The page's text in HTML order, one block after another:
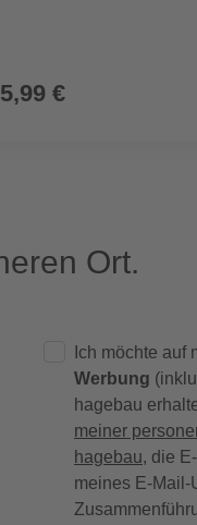
5,99 €
Ort.
Ich möchte auf
Werbung
hagebau
meiner
hagebau, die
meines E-Mail-